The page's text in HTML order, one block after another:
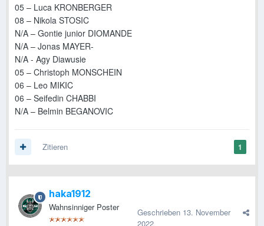
05 – Luca KRONBERGER
08 – Nikola STOSIC
N/A – Gontie junior DIOMANDE
N/A – Jonas MAYER-
N/A - Agy Diawusie
05 – Christoph MONSCHEIN
06 – Leo MIKIC
06 – Seifedin CHABBI
N/A – Belmin BEGANOVIC
1
Zitieren
haka1912
Wahnsinniger Poster Geschrieben 13. November
2022